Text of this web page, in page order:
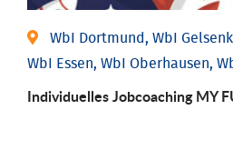
WbI Dortmund, WbI
WbI Essen, WbI Oberhausen,
Individuelles Jobcoaching MY